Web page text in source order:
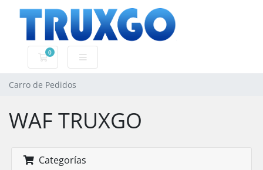
0
Carro de Pedidos
Carro de Pedidos
WAF TRUXGO
Categorías